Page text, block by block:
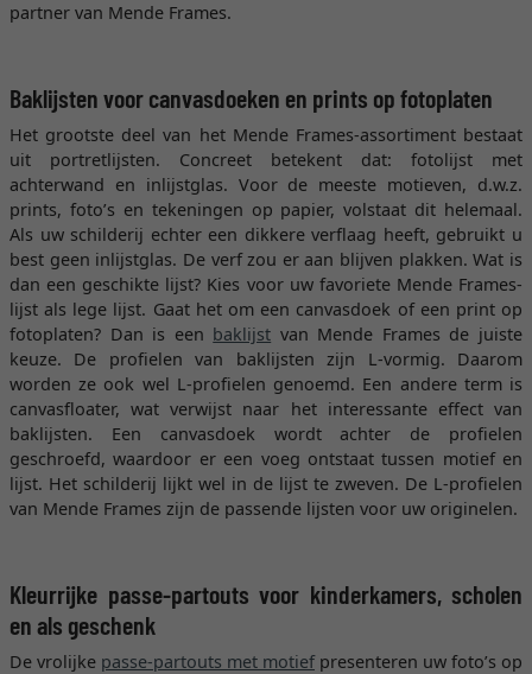
partner van Mende Frames.
Baklijsten voor canvasdoeken en prints op fotoplaten
Het grootste deel van het Mende Frames-assortiment bestaat
uit portretlijsten. Concreet betekent dat: fotolijst met
achterwand en inlijstglas. Voor de meeste motieven, d.w.z.
prints, foto’s en tekeningen op papier, volstaat dit helemaal.
Als uw schilderij echter een dikkere verflaag heeft, gebruikt u
best geen inlijstglas. De verf zou er aan blijven plakken. Wat is
dan een geschikte lijst? Kies voor uw favoriete Mende Frames-
lijst als lege lijst. Gaat het om een canvasdoek of een print op
fotoplaten? Dan is een baklijst van Mende Frames de juiste
keuze. De profielen van baklijsten zijn L-vormig. Daarom
worden ze ook wel L-profielen genoemd. Een andere term is
canvasfloater, wat verwijst naar het interessante effect van
baklijsten. Een canvasdoek wordt achter de profielen
geschroefd, waardoor er een voeg ontstaat tussen motief en
lijst. Het schilderij lijkt wel in de lijst te zweven. De L-profielen
van Mende Frames zijn de passende lijsten voor uw originelen.
Kleurrijke passe-partouts voor kinderkamers, scholen
en als geschenk
De vrolijke passe-partouts met motiefpresenteren uw foto’s op